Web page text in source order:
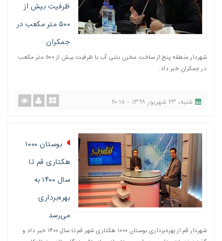
ظرفیت بیش از
۵۰۰ متر مکعب در
جمکران
شهردار منطقه پنج از ساخت مخزن بتنی آب با ظرفیت بیش از ٥۰۰ متر مکعب
در جمکران خبر داد.
شنبه، ٢٣ شهریور ١٣٩٨ - ٢٠:١٥
بوستان ۱۰۰۰
هکتاری قم تا
سال ۱۴۰۰ به
بهره‌برداری
می‌رسد
شهردار قم از بهره‌برداری بوستان ۱۰۰۰ هکتاری شهر قم تا سال ۱۴۰۰ خبر داد و